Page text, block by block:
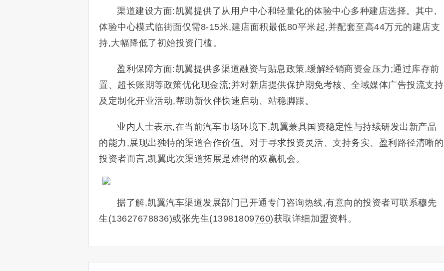
渠道建设方面:凯翼提供了从用户中心和轻量化的体验中心多种建店选择。其中,
体验中心模式临街面仅需8-15米,建店面积最低80平米起,并配套至高44万元的建店支
持,大幅降低了初始投资门槛。
盈利保障方面:凯翼提供多渠道融资与贴息政策,缓解经销商资金压力;通过库存前
置、超长账期等政策优化现金流;并对新店提供保护期免考核、全域媒体广告投流支持
及定制化开业活动,帮助新伙伴快速启动、站稳脚跟。
业内人士表示,在当前汽车市场环境下,凯翼兼具国资稳定性与持续研发出新产品
的能力,展现出独特的渠道合作价值。对于寻求投资灵活、支持务实、盈利路径清晰的
投资者而言,凯翼此次渠道拓展是难得的双赢机会。
据了解,凯翼汽车渠道发展部门已开通专门咨询热线,有意向的投资者可联系穆先
生(13627678836)或张先生(13981809760)获取详细加盟资料。